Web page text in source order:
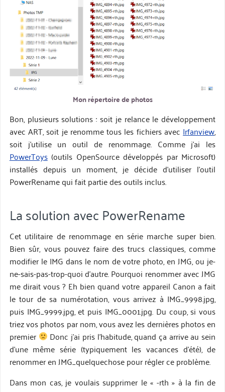
Mon répertoire de photos
Bon, plusieurs solutions : soit je relance le développement
avec ART, soit je renomme tous les fichiers avec Irfanview,
soit j’utilise un outil de renommage. Comme j’ai les
PowerToys(outils OpenSource développés par Microsoft)
installés depuis un moment, je décide d’utiliser l’outil
PowerRename qui fait partie des outils inclus.
La solution avec PowerRename
Cet utilitaire de renommage en série marche super bien.
Bien sûr, vous pouvez faire des trucs classiques, comme
modifier le IMG dans le nom de votre photo, en JMG, ou je-
ne-sais-pas-trop-quoi d’autre. Pourquoi renommer avec JMG
me dirait vous ? Eh bien quand votre appareil Canon a fait
le tour de sa numérotation, vous arrivez à IMG_9998.jpg,
puis IMG_9999.jpg, et puis IMG_0001.jpg. Du coup, si vous
triez vos photos par nom, vous avez les dernières photos en
premier
Donc j’ai pris l’habitude, quand ça arrive au sein
d’une même série (typiquement les vacances d’été), de
renommer en JMG_quelquechose pour régler ce problème.
Dans mon cas, je voulais supprimer le « -rth » à la fin de